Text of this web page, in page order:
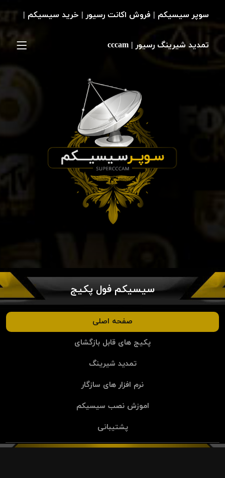
سیسیکم فول پکیج
صفحه اصلی
پکیج های قابل بازگشای
تمدید شیرینگ
نرم افزار های سازگار
اموزش نصب سیسیکم
پشتیبانی
سوپر سیسیکم | فروش اکانت رسیور | خرید سیسیکم |
تمدید شیرینگ رسیور | cccam